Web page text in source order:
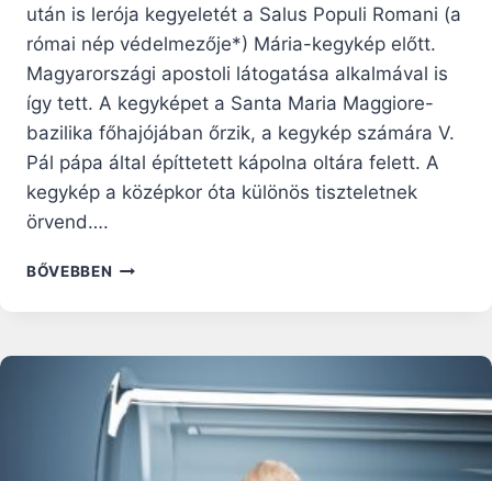
után is lerója kegyeletét a Salus Populi Romani (a
római nép védelmezője*) Mária-kegykép előtt.
Magyarországi apostoli látogatása alkalmával is
így tett. A kegyképet a Santa Maria Maggiore-
bazilika főhajójában őrzik, a kegykép számára V.
Pál pápa által építtetett kápolna oltára felett. A
kegykép a középkor óta különös tiszteletnek
örvend….
BŐVEBBEN
MÁRIA-
KEGYKÉP